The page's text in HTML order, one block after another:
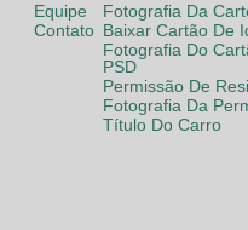
Equipe
Contato
Fotografia Da
Baixar Cartão De
Fotografia Do
PSD
Permissão De
Fotografia Da
Título Do Carro